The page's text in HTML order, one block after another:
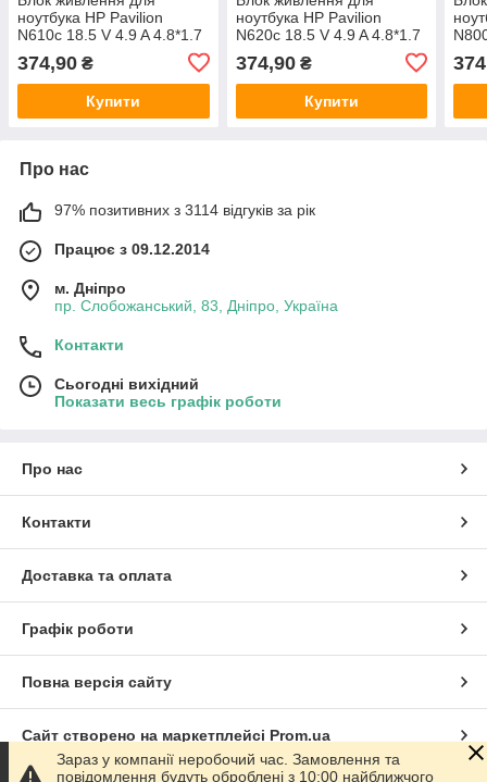
ноутбука HP Pavilion
N610c 18.5 V 4.9 A 4.8*1.7
374,90 ₴
Купити
ноутбука HP Pavilion
N620c 18.5 V 4.9 A 4.8*1.7
374,90₴
Купити
Про нас
97% позитивних з 3114 відгуків за рік
Працює з 09.12.2014
м. Дніпро
пр. Слобожанський, 83, Дніпро, Україна
Контакти
Сьогодні вихідний
Показати весь графік роботи
Про нас
Контакти
Доставка та оплата
Графік роботи
Повна версія сайту
Сайт створено на маркетплейсі Prom.ua
Зараз у компанії неробочий час. Замовлення та
повідомлення будуть оброблені з 10:00 найближчого